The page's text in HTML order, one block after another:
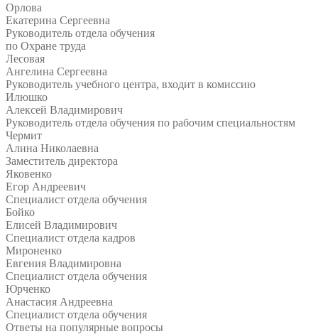
Орлова
Екатерина Сергеевна
Руководитель отдела обучения
по Охране труда
Лесовая
Ангелина Сергеевна
Руководитель учебного центра, входит в комиссию
Илюшко
Алексей Владимирович
Руководитель отдела обучения по рабочим специальностям
Чермит
Алина Николаевна
Заместитель директора
Яковенко
Егор Андреевич
Специалист отдела обучения
Бойко
Елисей Владимирович
Специалист отдела кадров
Мироненко
Евгения Владимировна
Специалист отдела обучения
Юрченко
Анастасия Андреевна
Специалист отдела обучения
Ответы на популярные вопросы